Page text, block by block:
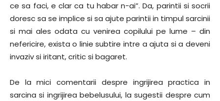
ce sa faci, e clar ca tu habar n-ai”. Da, parintii si socrii
doresc sa se implice si sa ajute parintii in timpul sarcinii
si mai ales odata cu venirea copilului pe lume – din
nefericire, exista o linie subtire intre a ajuta si a deveni
invaziv si iritant, critic si bagaret.
De la mici comentarii despre ingrijirea practica in
sarcina si ingrijirea bebelusului, la sugestii despre cum